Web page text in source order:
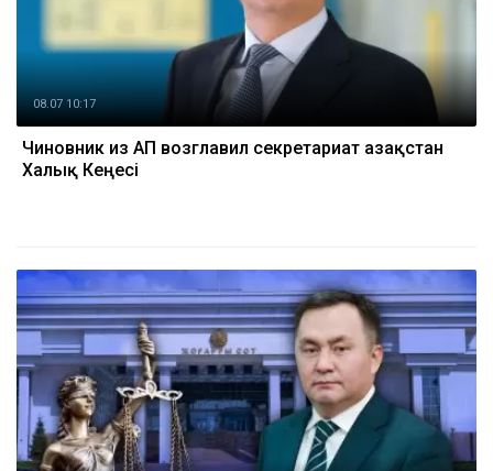
08.07 10:17
Чиновник из АП возглавил секретариат Қазақстан
Халық Кеңесі